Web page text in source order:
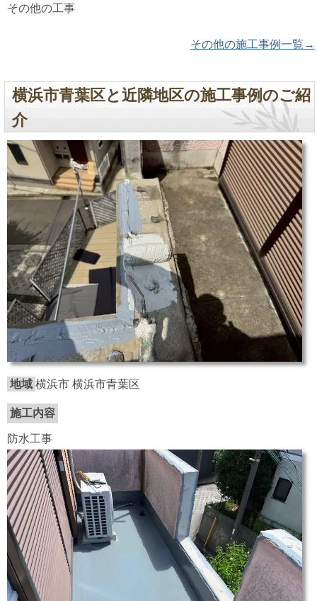
その他の工事
その他の施工事例一覧→
横浜市青葉区と近隣地区の施工事例のご紹
介
地域 横浜市 横浜市青葉区
施工内容
防水工事